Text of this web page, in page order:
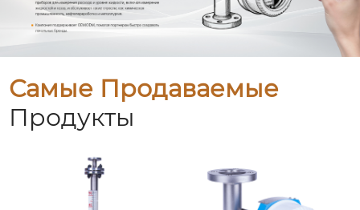
Самые Продаваемые
Продукты